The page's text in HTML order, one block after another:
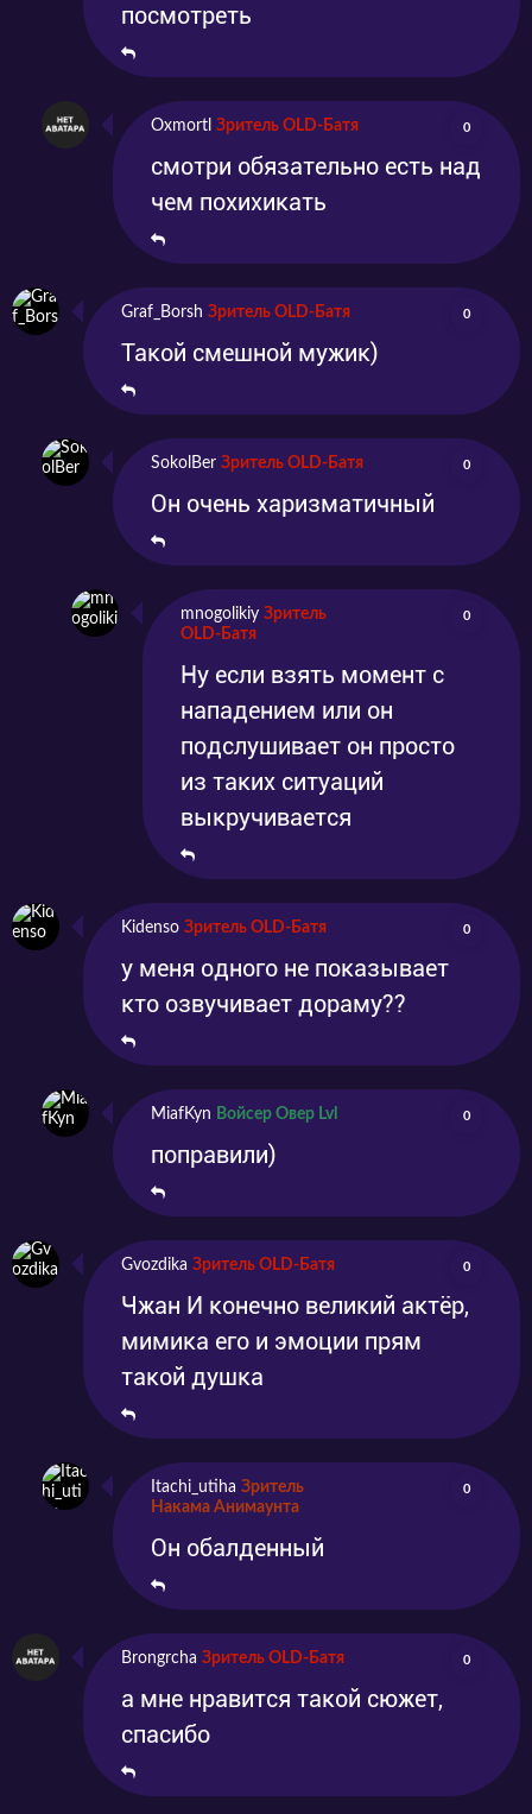
посмотреть
Oxmortl Зритель OLD-Батя 0
смотри обязательно есть над
чем похихикать
Graf_Borsh Зритель OLD-Батя 0
Такой смешной мужик)
SokolBer Зритель OLD-Батя 0
Он очень харизматичный
mnogolikiy Зритель
OLD-Батя
0
Ну если взять момент с
нападением или он
подслушивает он просто
из таких ситуаций
выкручивается
Kidenso Зритель OLD-Батя 0
у меня одного не показывает
кто озвучивает дораму??
MiafKyn Войсер Овер Lvl 0
поправили)
Gvozdika Зритель OLD-Батя 0
Чжан И конечно великий актёр,
мимика его и эмоции прям
такой душка
Itachi_utiha Зритель
Накама Анимаунта
0
Он обалденный
Brongrcha Зритель OLD-Батя 0
а мне нравится такой сюжет,
спасибо